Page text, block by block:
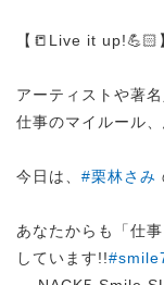
【📒Live it up!💪🏻
アーティストや著
仕事のマイルール
今日は、 #栗林さみ
あなたからも「仕
しています!!